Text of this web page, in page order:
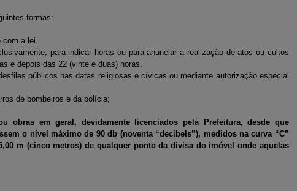
formas:
com a lei.
para indicar horas ou para anunciar a realização de atos ou cultos
e depois das 22 (vinte e duas) horas.
públicos nas datas religiosas e cívicas ou mediante autorização especial
de bombeiros e da polícia;
obras em geral, devidamente licenciados pela Prefeitura, desde que
o nível máximo de 90 db (noventa “decibels”), medidos na curva “C”
m (cinco metros) de qualquer ponto da divisa do imóvel onde aquelas